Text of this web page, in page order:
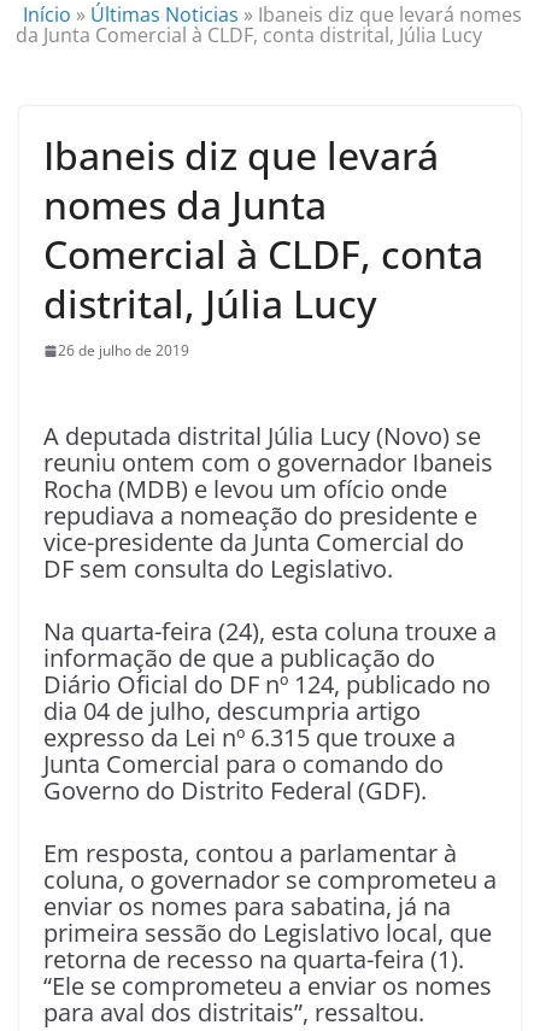
Início » Últimas Noticias » Ibaneis diz que levará nomes
da Junta Comercial à CLDF, conta distrital, Júlia Lucy
Ibaneis diz que levará
nomes da Junta
Comercial à CLDF, conta
distrital, Júlia Lucy
26 de julho de 2019
A deputada distrital Júlia Lucy (Novo) se
reuniu ontem com o governador Ibaneis
Rocha (MDB) e levou um ofício onde
repudiava a nomeação do presidente e
vice-presidente da Junta Comercial do
DF sem consulta do Legislativo.
Na quarta-feira (24), esta coluna trouxe a
informação de que a publicação do
Diário Oficial do DF nº 124, publicado no
dia 04 de julho, descumpria artigo
expresso da Lei nº 6.315 que trouxe a
Junta Comercial para o comando do
Governo do Distrito Federal (GDF).
Em resposta, contou a parlamentar à
coluna, o governador se comprometeu a
enviar os nomes para sabatina, já na
primeira sessão do Legislativo local, que
retorna de recesso na quarta-feira (1).
“Ele se comprometeu a enviar os nomes
para aval dos distritais”, ressaltou.